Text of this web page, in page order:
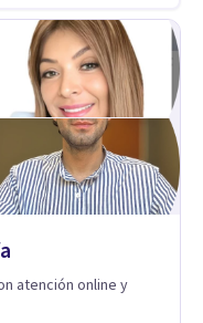
atención online y